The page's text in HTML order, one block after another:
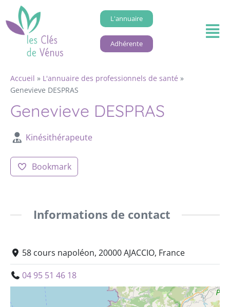
L'annuaire
Adhérente
Accueil » L'annuaire des professionnels de santé »
Genevieve DESPRAS
Genevieve DESPRAS
Kinésithérapeute
Bookmark
Informations de contact
58 cours napoléon, 20000 AJACCIO, France
04 95 51 46 18